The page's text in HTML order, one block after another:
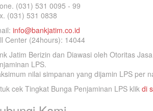
(031) 531 0095 - 99
(031) 531 0838
info@bankjatim.co.id
Center (24hours): 14044
Jatim Berizin dan Diawasi oleh Otoritas
LPS.
nilai simpanan yang dijamin LPS per
cek Tingkat Bunga Penjaminan LPS klik di